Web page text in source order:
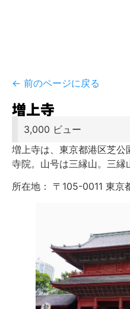
← 前のページに戻る
増上寺
3,000 ビュー
増上寺は、東京都港区芝
寺院。山号は三縁山。三縁
所在地： 〒105-0011 東京